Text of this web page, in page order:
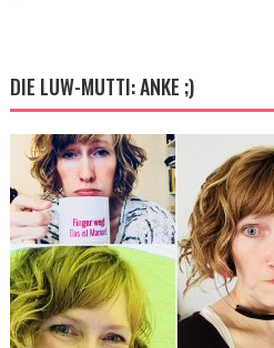
DIE LUW-MUTTI: ANKE ;)